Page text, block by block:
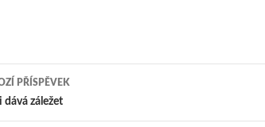
PŘÍSPĚVEK
dává záležet